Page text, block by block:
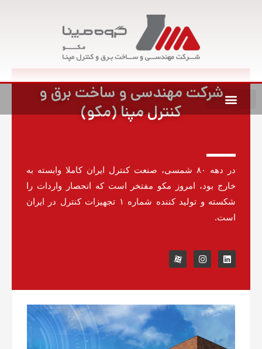
شرکت مهندسی و ساخت برق و
کنترل مپنا (مکو)
در دهه ۸۰ شمسی، صنعت کنترل ایران کاملا وابسته به
خارج بود، امروز مکو مفتخر است که انحصار واردات را
شکسته و تولید کننده شماره ۱ تجهیزات کنترل در ایران
است.
n
k
e
i
s
t
a
r
m